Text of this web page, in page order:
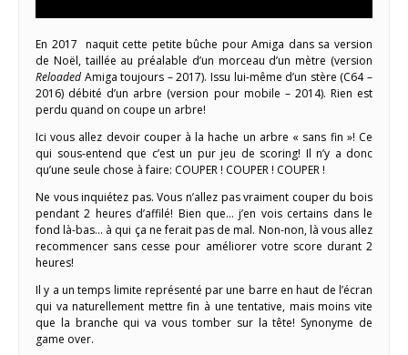
En 2017 naquit cette petite bûche pour Amiga dans sa version
de Noël, taillée au préalable d’un morceau d’un mètre (version
Reloaded Amiga toujours – 2017). Issu lui-même d’un stère (C64 –
2016) débité d’un arbre (version pour mobile – 2014). Rien est
perdu quand on coupe un arbre!
Ici vous allez devoir couper à la hache un arbre « sans fin »! Ce
qui sous-entend que c’est un pur jeu de scoring! Il n’y a donc
qu’une seule chose à faire: COUPER ! COUPER ! COUPER !
Ne vous inquiétez pas. Vous n’allez pas vraiment couper du bois
pendant 2 heures d’affilé! Bien que… j’en vois certains dans le
fond là-bas… à qui ça ne ferait pas de mal. Non-non, là vous allez
recommencer sans cesse pour améliorer votre score durant 2
heures!
Il y a un temps limite représenté par une barre en haut de l’écran
qui va naturellement mettre fin à une tentative, mais moins vite
que la branche qui va vous tomber sur la tête! Synonyme de
game over.